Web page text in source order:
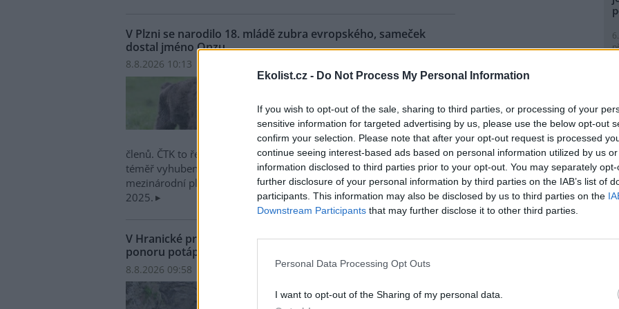
Ekolist.cz - Do Not Process My Personal Information
If you wish to opt-out of the sale, sharing to third parties, or processing of your
sensitive information for targeted advertising by us, please use the below opt-out
confirm your selection. Please note that after your opt-out request is processed
continue seeing interest-based ads based on personal information utilized by us
information disclosed to third parties prior to your opt-out. You may separately
further disclosure of your personal information by third parties on the IAB’s list of
participants. This information may also be disclosed by us to third parties on the
Downstream Participants that may further disclose it to other third parties.
Personal Data Processing Opt Outs
I want to opt-out of the Sharing of my personal data.
V Plzni se narodilo 18. mládě zubra evropského, sameček
dostal jméno Onzu
8.8.2026 10:13 | PLZEŇ (
V plzeňské zoologické zahradě se
evropského od roku 1997, kdy tato
zoo zubry chová. Sameček dostal
jméno Onzu. Stádo má teď pět
členů. ČTK to řekl mluvčí zahrady Martin Vobruba. Pro tento nedávno
téměř vyhubený druh největšího savce Evropy je vedena nejstarší
mezinárodní plemenná kniha a nedávno byla vydána nová za rok
2025.
V Hranické propasti na Přerovsku zemřel při průzkumném
ponoru potápěč
8.8.2026 09:58 | HRANICE ( Diskuse: 1
zatopené jeskyni na světě, zemřel